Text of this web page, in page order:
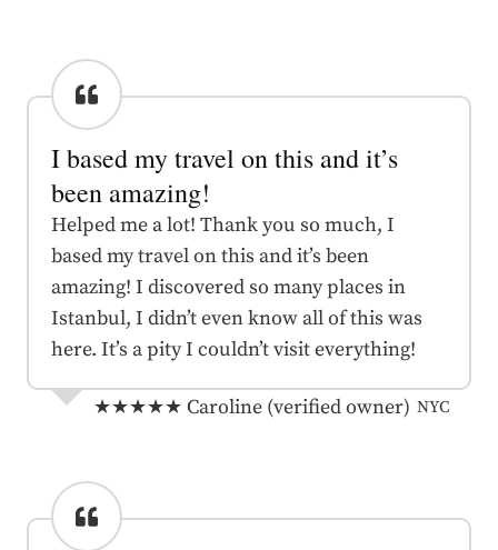
I based my travel on this and it’s
been amazing!
Helped me a lot! Thank you so much, I
based my travel on this and it’s been
amazing! I discovered so many places in
Istanbul, I didn’t even know all of this was
here. It’s a pity I couldn’t visit everything!
★★★★★ Caroline (verified owner) NYC